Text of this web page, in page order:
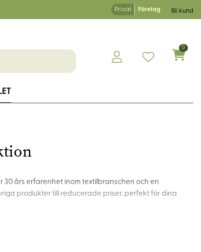
Privat Företag Bli kund
0
30 års erfarenhet inom textilbranschen och en
produkter till reducerade priser, perfekt för dina